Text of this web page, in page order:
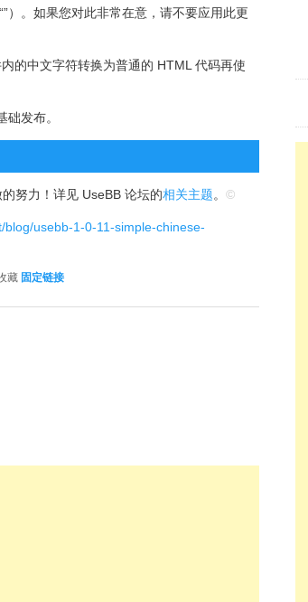
）。如果您对此非常在意，请不要应用此更
的中文字符转换为普通的 HTML 代码再使
发布。
努力！详见 UseBB 论坛的相关主题。 ©
blog/usebb-1-0-11-simple-chinese-
藏 固定链接